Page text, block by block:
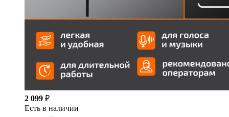
2 099 ₽
Есть в наличии